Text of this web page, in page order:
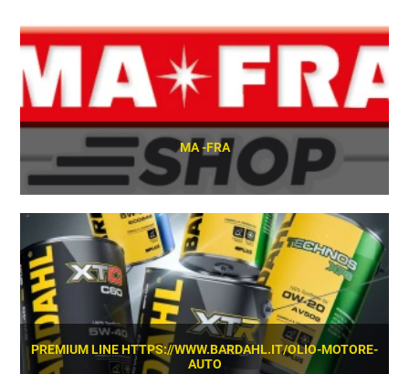
MA -FRA
SCOPRI
PREMIUM LINE HTTPS://WWW.BARDAHL.IT/OLIO-MOTORE-
AUTO